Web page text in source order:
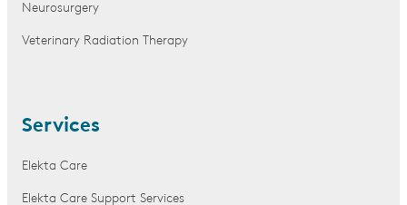
Neurosurgery
Veterinary Radiation Therapy
Services
Elekta Care
Elekta Care Support Services